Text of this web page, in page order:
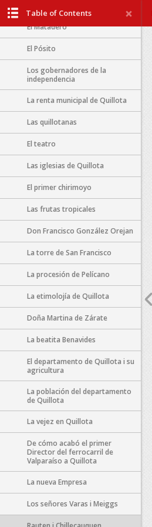
Table of Contents
El Matadero
El Pósito
Los gobernadores de la
independencia
La renta municipal de Quillota
Las quillotanas
El teatro
Las iglesias de Quillota
El primer chirimoyo
Las frutas tropicales
Don Francisco González Orejan
La torre de San Francisco
La procesión de Pelícano
La etimolojía de Quillota
Doña Martina de Zárate
La beatita Benavides
El departamento de Quillota i su
agricultura
La población del departamento
de Quillota
La vejez en Quillota
De cómo acabó el primer
Director del ferrocarril de
Valparaíso a Quillota
La nueva Empresa
Los señores Varas i Meiggs